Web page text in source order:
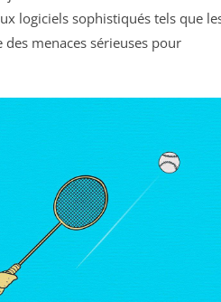
logiciels sophistiqués tels que
menaces sérieuses pour